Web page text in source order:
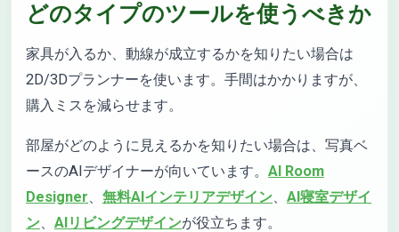
どのタイプのツールを使うべきか
家具が入るか、動線が成立するかを知りたい場合は
2D/3Dプランナーを使います。手間はかかりますが、
購入ミスを減らせます。
部屋がどのように見えるかを知りたい場合は、写真ベ
ースのAIデザイナーが向いています。 AI Room
Designer、 無料AIインテリアデザイン、 AI寝室デザイ
ン、 AIリビングデザインが役立ちます。